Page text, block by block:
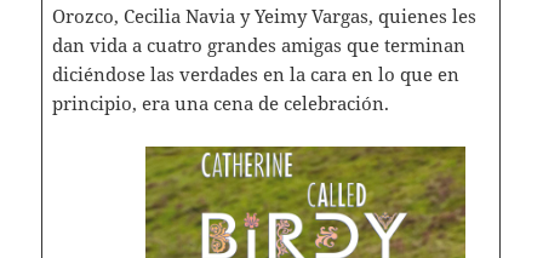
Orozco, Cecilia Navia y Yeimy Vargas, quienes les
dan vida a cuatro grandes amigas que terminan
diciéndose las verdades en la cara en lo que en
principio, era una cena de celebración.